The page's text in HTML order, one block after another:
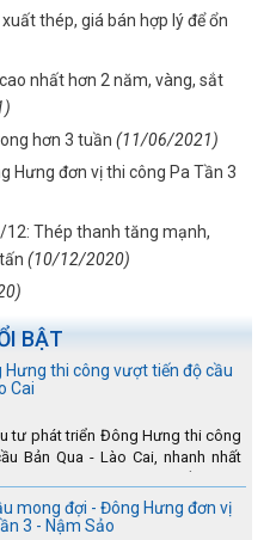
thép, giá bán hợp lý để ổn
nhất hơn 2 năm, vàng, sắt
hơn 3 tuần (11/06/2021)
Hưng đơn vị thi công Pa Tần 3
Thép thanh tăng mạnh,
(10/12/2020)
BẬT
Hưng thi công vượt tiến độ cầu
Cai
tư phát triển Đông Hưng thi công
Bản Qua - Lào Cai, nhanh nhất
mong đợi - Đông Hưng đơn vị
3 - Nậm Sảo